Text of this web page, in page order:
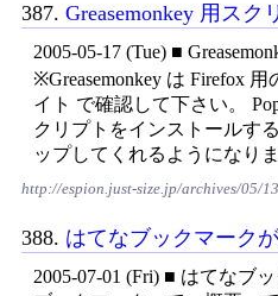
387. Greasemonkey 用スク
2005-05-17 (Tue) ■
※Greasemonkey は Firefox
イト で確認して下さい。
クリプトをインストールす
ップしてくれるようになり
http://espion.just-size.jp/archives/05/
388. はてなブックマーク
2005-07-01 (Fri) ■ はてなブ